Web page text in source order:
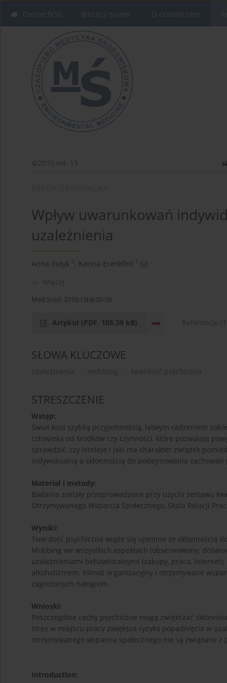
Online first Bieżący numer O czasopiśmie
4/2010 vol. 13
Wpływ uwarunkowań
uzależnienia
Anna Indyk 1 , Karina Erenkfeit 1
Więcej
Med Srod. 2010;13(4):50-56
Artykuł (PDF, 105.39 kB) Referencje
SŁOWA KLUCZOWE
uzależnienia mobbing twardość psychiczna
STRESZCZENIE
Wstęp:
Świat kusi szybką przyjemnością, łatwym radzeniem
człowieka od środków czy czynności, które pozwalają
sprawdzić, czy istnieje i jaki ma charakter związek
indywidualną a skłonnością do podejmowania
Materiał i metody:
Badania zostały przeprowadzone przy użyciu zestawu
Otrzymywanego Wsparcia Społecznego, Skala Relacji
Wyniki:
Twardość psychiczna wiąże się ujemnie ze skłonnością
Mobbing we wszystkich aspektach (obserwowany,
uzależnieniami behawioralnymi (zakupy, praca,
alkoholizmem. Klimat organizacyjny i otrzymywane
zagrożonych nałogiem.
Wnioski:
Poszczególne cechy psychiczne mogą zwiększać
stres w miejscu pracy zwiększa ryzyko popadnięcia w
otrzymywanego wsparcia społecznego nie są związane z
Introduction: